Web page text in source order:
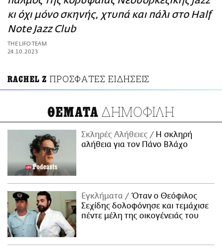
ΑΜΠΑ
PRINT
κι όχι μόνο σκηνής, χτυπά και πάλι στο Half
Note Jazz Club
THE LIFO TEAM
24.10.2023
RACHEL Z ΠΡΟΣΦΑΤΕΣ ΕΙΔΗΣΕΙΣ
ΘΕΜΑΤΑ ΔΗΜΟΦΙΛΗ
Σκληρές Αλήθειες
H σκληρή
αλήθεια για τον Πάνο Βλάχο
Εγκλήματα
Όταν ο Θεόφιλος
Σεχίδης δολοφόνησε και τεμάχισε
πέντε μέλη της οικογένειάς του